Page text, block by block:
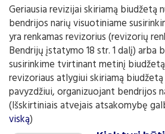
Geriausia revizijai skiriamą
bendrijos narių visuotiniame
yra renkamas revizorius (revizorių
Bendrijų įstatymo 18 str. 1 dalį) arba
susirinkime tvirtinant metinį
revizoriaus atlygiui skiriamą
pavyzdžiui, organizuojant bendrijos
(Išskirtiniais atvejais atsakomybę
viską)